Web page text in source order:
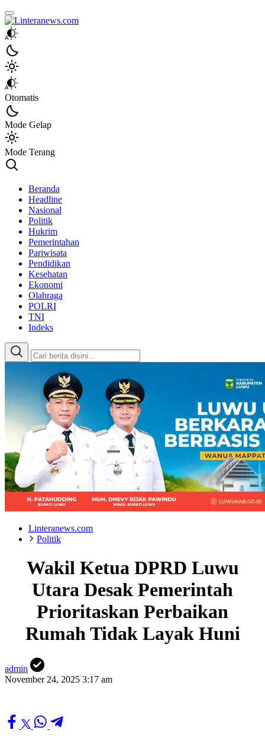
Linteranews.com
Lintas Informasi Tercepat dan Akurat
Otomatis
Mode Gelap
Mode Terang
Beranda
Headline
Nasional
Politik
Hukrim
Pemerintahan
Pariwisata
Pendidikan
Kesehatan
Ekonomi
Olahraga
POLRI
TNI
Indeks
Linteranews.com
Politik
Wakil Ketua DPRD Luwu
Utara Desak Pemerintah
Prioritaskan Perbaikan
Rumah Tidak Layak Huni
admin
November 24, 2025 3:17 am